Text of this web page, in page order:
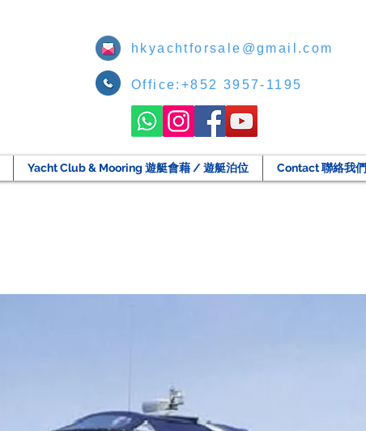
hkyachtforsale@gmail.com
Office:+852 3957-1195
Yacht Club & Mooring 遊艇會藉 / 遊艇泊位 Contact 聯絡我們